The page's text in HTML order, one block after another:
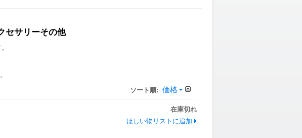
セサリーその他
ソート順: 価格
在庫切れ
ほしい物リストに追加